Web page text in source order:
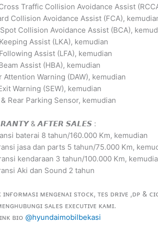
Traffic Collision Avoidance Assist
Collision Avoidance Assist (FCA),
Collision Avoidance Assist (BCA),
Assist (LKA), kemudian
Assist (LFA), kemudian
Assist (HBA), kemudian
Attention Warning (DAW), kemudian
Warning (SEW), kemudian
Rear Parking Sensor, kemudian
& 𝘼𝙁𝙏𝙀𝙍 𝙎𝘼𝙇𝙀𝙎 :
baterai 8 tahun/160.000 Km, kemudian
jasa dan parts 5 tahun/75.000 Km,
kendaraan 3 tahun/100.000 Km,
Aki dan Sound 2 tahun
ɪɴғᴏʀᴍᴀsɪ ᴍᴇɴɢᴇɴᴀɪ sᴛᴏᴄᴋ, ᴛᴇs ᴅʀɪᴠᴇ ,ᴅᴘ &
sᴀʟᴇs ᴇxᴇᴄᴜᴛɪᴠᴇ ᴋᴀᴍɪ.
ʙɪᴏ@hyundaimobilbekasi